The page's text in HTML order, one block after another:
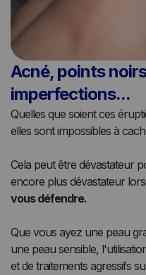
Acné, points
imperfections...
Quelles que soient ces
elles sont impossibles à
Cela peut être dévastateur
encore plus dévastateur
vous défendre.
Que vous ayez une peau
une peau sensible,
et de traitements agressifs